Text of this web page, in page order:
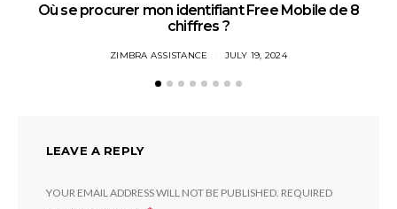
Où se procurer mon identifiant Free Mobile de 8
chiffres ?
ZIMBRA ASSISTANCE JULY 19, 2024
LEAVE A REPLY
YOUR EMAIL ADDRESS WILL NOT BE PUBLISHED. REQUIRED